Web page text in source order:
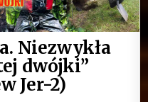
Niezwykła
dwójki”
Jer-2)